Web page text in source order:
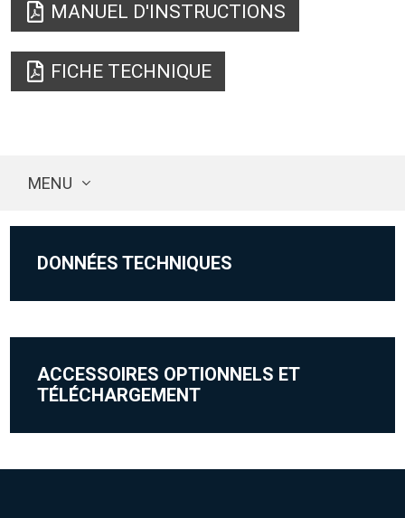
MANUEL D'INSTRUCTIONS
FICHE TECHNIQUE
MENU
DONNÉES TECHNIQUES
ACCESSOIRES OPTIONNELS ET
TÉLÉCHARGEMENT